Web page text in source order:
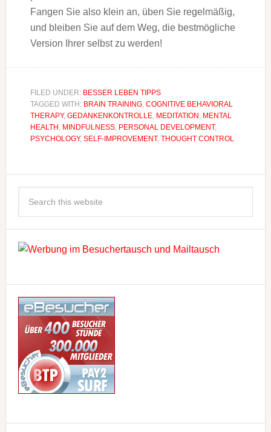
Fangen Sie also klein an, üben Sie regelmäßig,
und bleiben Sie auf dem Weg, die bestmögliche
Version Ihrer selbst zu werden!
FILED UNDER: BESSER LEBEN TIPPS
TAGGED WITH: BRAIN TRAINING, COGNITIVE BEHAVIORAL
THERAPY, GEDANKENKONTROLLE, MEDITATION , MENTAL
HEALTH , MINDFULNESS, PERSONAL DEVELOPMENT,
PSYCHOLOGY, SELF-IMPROVEMENT, THOUGHT CONTROL